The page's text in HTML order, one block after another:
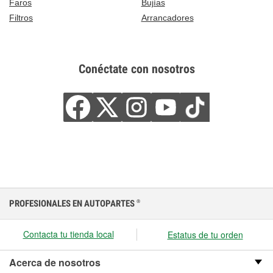
Faros
Bujías
Filtros
Arrancadores
Conéctate con nosotros
PROFESIONALES EN AUTOPARTES ®
Contacta tu tienda local Estatus de tu orden
Acerca de nosotros